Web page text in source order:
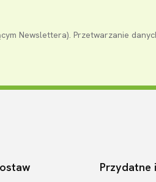
Newslettera). Przetwarzanie
Przydatne